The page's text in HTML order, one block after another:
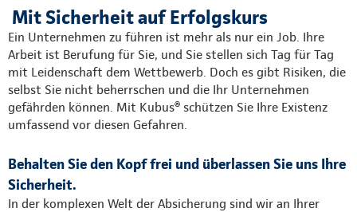
Mit Sicherheit auf Erfolgskurs
Ein Unternehmen zu führen ist mehr als nur ein Job. Ihre
Arbeit ist Berufung für Sie, und Sie stellen sich Tag für Tag
mit Leidenschaft dem Wettbewerb. Doch es gibt Risiken, die
selbst Sie nicht beherrschen und die Ihr Unternehmen
gefährden können. Mit Kubus® schützen Sie Ihre Existenz
umfassend vor diesen Gefahren.
Behalten Sie den Kopf frei und überlassen Sie uns Ihre
Sicherheit.
In der komplexen Welt der Absicherung sind wir an Ihrer